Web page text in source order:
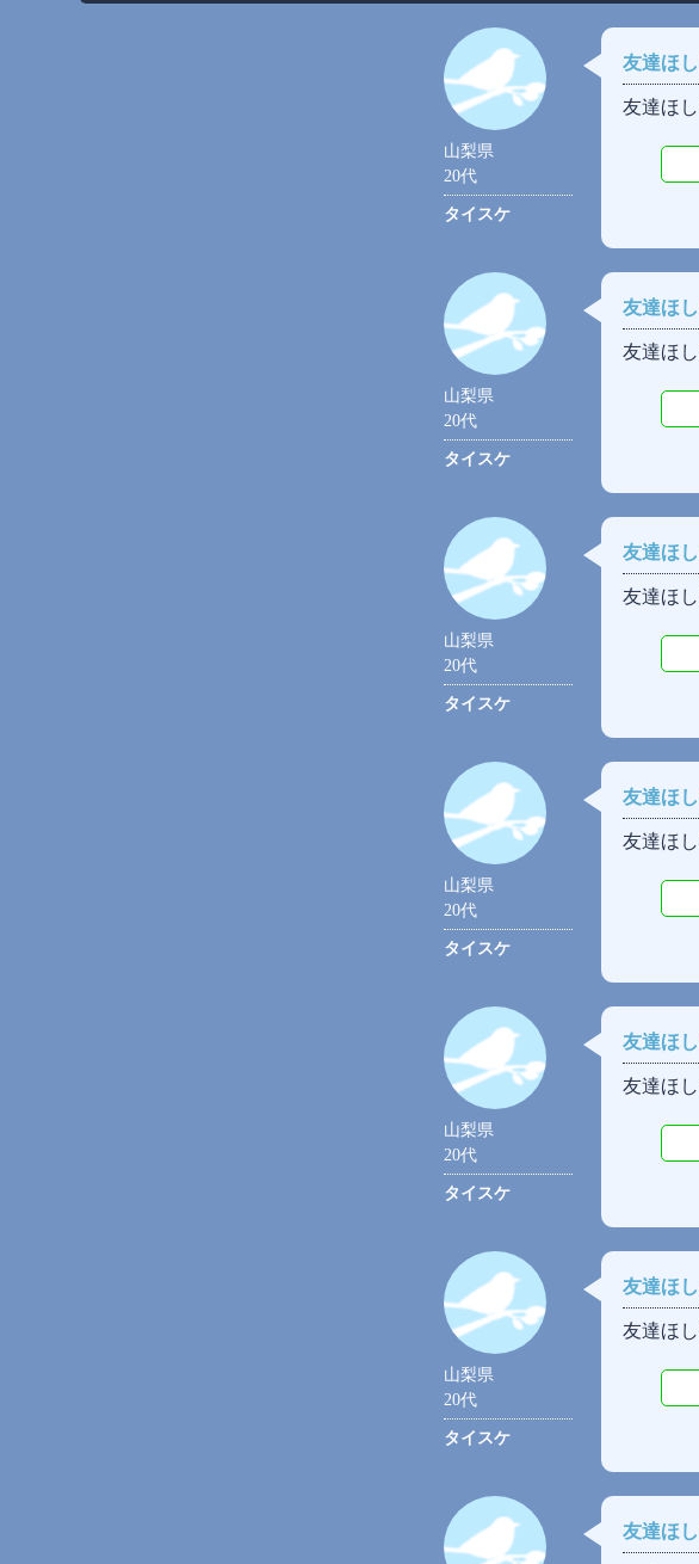
山梨県
20代
タイスケ
友達ほ
友達ほ
山梨県
20代
タイスケ
友達ほ
友達ほ
山梨県
20代
タイスケ
友達ほ
友達ほ
山梨県
20代
タイスケ
友達ほ
友達ほ
山梨県
20代
タイスケ
友達ほ
友達ほ
山梨県
20代
タイスケ
友達ほ
友達ほ
友達ほ